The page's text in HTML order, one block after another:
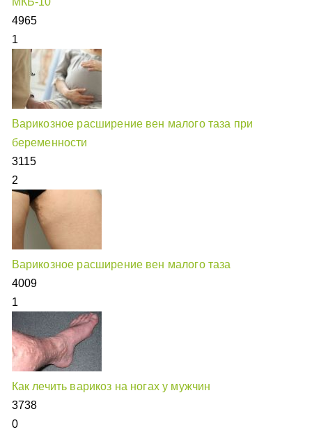
4965
1
Варикозное расширение вен малого таза при
беременности
3115
2
Варикозное расширение вен малого таза
4009
1
Как лечить варикоз на ногах у мужчин
3738
0